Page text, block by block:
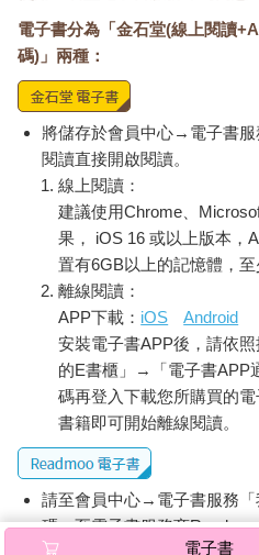
察找出來，因為你沒辦法觀察人
頭緒。和康德同時代的大衛‧休謨
是息息相關的。不過，終究是康
了下來。
這些負面評價漏看了很多東西，
安。氣味具體表現了身為動物的
其他動物的血肉與植物，並且樂
序一下子就消失無蹤，取而代之
的這部分真的令人心力交瘁。吃
且令人不安的表現親密感方式，
都是把東西吃進體內，一天好幾
生命得以成真的古老、不撓的驅
證明。佛洛伊德（Sigmund
來自性慾。但是追求食物（也會
釋放、滿足」循環）的動力，對
續一種更強而有力、更一致的控制
研究味道的另一個問題在於，味
心理等許多層面，本來就神祕莫
通性」的感官。我們所有人都會
同的顏色色差，聽到同樣的聲音
樣一來讓科學家得到一個共通的
電子書分為「金石堂(線上閱讀
碼)」兩種：
將儲存於會員中心→電子書服
閱讀直接開啟閱讀。
線上閱讀：
建議使用Chrome、
果， iOS 16 或以上版本，
置有6GB以上的記憶體，至
離線閱讀：
APP下載： iOS
Android
安裝電子書APP後，請依
的E書櫃」→「電子書APP
碼再登入下載您所購買的
書籍即可開始離線閱讀。
請至會員中心→電子書服務
碼』至電子書服務商
電子書